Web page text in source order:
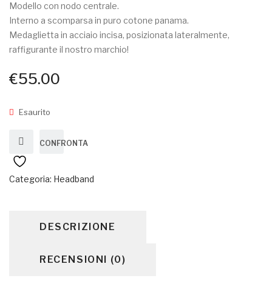
Modello con nodo centrale.
Interno a scomparsa in puro cotone panama.
Medaglietta in acciaio incisa, posizionata lateralmente,
raffigurante il nostro marchio!
€55.00
Esaurito
CONFRONTA
Categoria: Headband
DESCRIZIONE
RECENSIONI (0)